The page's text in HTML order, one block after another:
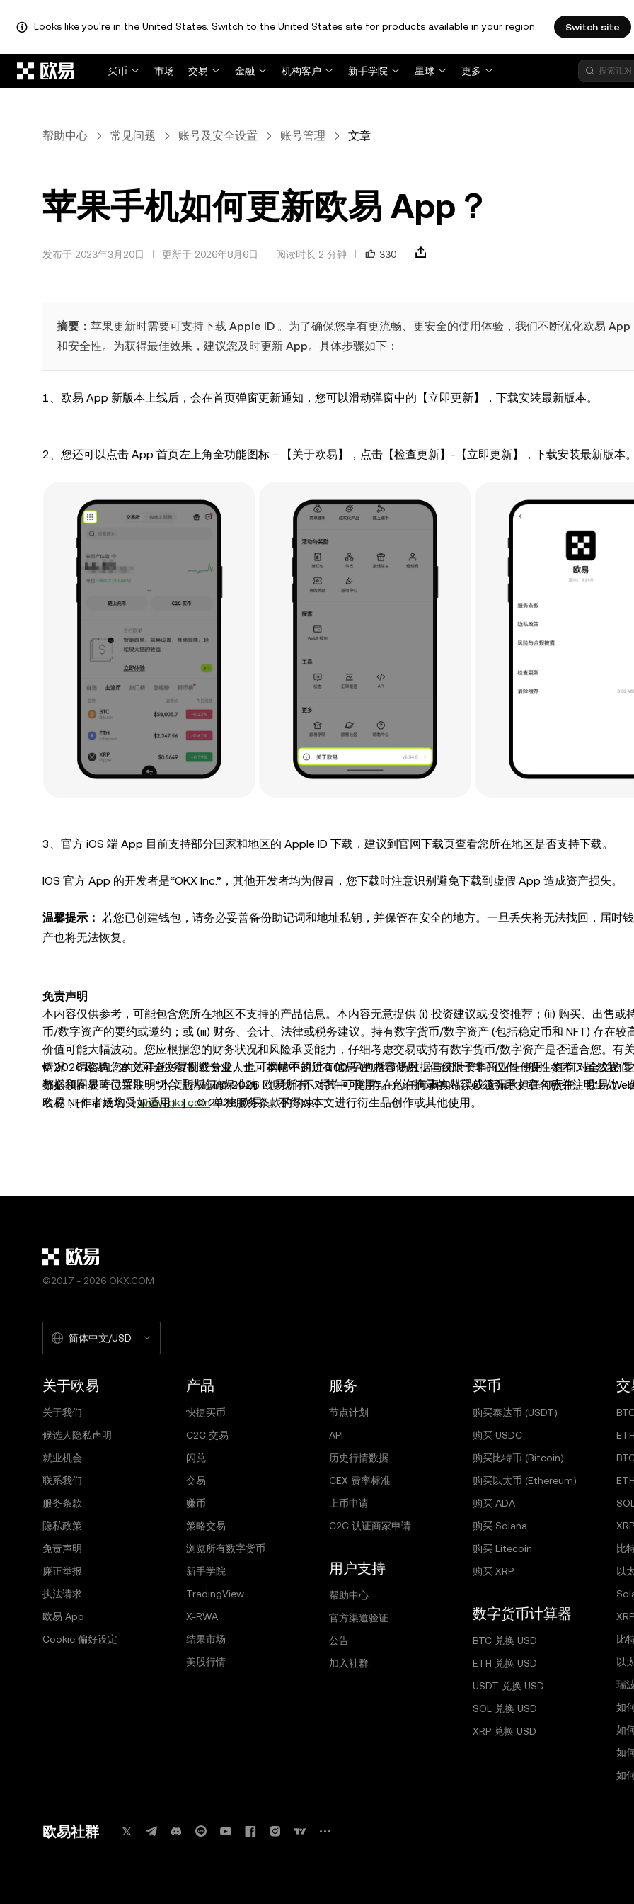
Looks like you're in the United States. Switch to the United States site for products available in your region. Switch site
买币
市场 交易 金融 机构客户 新手学院 星球 更多
帮助中心 常见问题 账号及安全设置 账号管理 文章
苹果手机如何更新欧易 App？
发布于 2023年3月20日 更新于 2026年8月6日 阅读时长 2 分钟 330
摘要： 苹果更新时需要可支持下载 Apple ID 。为了确保您享有更流畅、更安全的使用体验，我们不断优化欧易 App
和安全性。为获得最佳效果，建议您及时更新 App。具体步骤如下：
1、欧易 App 新版本上线后，会在首页弹窗更新通知，您可以滑动弹窗中的【立即更新】，下载安装最新版本。
2、您还可以点击 App 首页左上角全功能图标－【关于欧易】，点击【检查更新】-【立即更新】，下载安装最新版本
3、官方 iOS 端 App 目前支持部分国家和地区的 Apple ID 下载，建议到官网下载页查看您所在地区是否支持下载。
IOS 官方 App 的开发者是“OKX Inc.”，其他开发者均为假冒，您下载时注意识别避免下载到虚假 App 造成资产损失。
温馨提示： 若您已创建钱包，请务必妥善备份助记词和地址私钥，并保管在安全的地方。一旦丢失将无法找回，届时
产也将无法恢复。
免责声明
本内容仅供参考，可能包含您所在地区不支持的产品信息。本内容无意提供 (i) 投资建议或投资推荐；(ii) 购买、出售或
币/数字资产的要约或邀约；或 (iii) 财务、会计、法律或税务建议。持有数字货币/数字资产 (包括稳定币和 NFT) 存在较
价值可能大幅波动。您应根据您的财务状况和风险承受能力，仔细考虑交易或持有数字货币/数字资产是否适合您。有
情况，请咨询您的法律/税务/投资专业人士。本帖中的所有信息 (包括市场数据与统计资料) 仅作一般性参考。虽然我们
数据和图表时已采取一切合理措施确保准确，但我们不对其中可能存在的任何事实错误或遗漏承担任何责任。欧易
欧易 NFT 市场均受www.okx.com单独服务条款的约束。
© 2026 欧易。本文可全文复制或分发，也可摘录不超过 100 字的内容使用，但仅限于非商业性使用。任何对全文的
都必须在显著位置注明"本文版权归 © 2026 欧易所有，经许可使用"。允许摘录的内容必须引用文章名称并注明出处，
名称，[作者姓名（如适用）]，© 2026 欧易"。不得对本文进行衍生品创作或其他使用。
©2017 - 2026 OKX.COM
简体中文/USD
关于欧易
关于我们
候选人隐私声明
就业机会
联系我们
服务条款
隐私政策
免责声明
廉正举报
执法请求
欧易 App
Cookie 偏好设定
产品
快捷买币
C2C 交易
闪兑
交易
赚币
策略交易
浏览所有数字货币
新手学院
TradingView
X-RWA
结果市场
美股行情
服务
节点计划
API
历史行情数据
CEX 费率标准
上币申请
C2C 认证商家申请
用户支持
帮助中心
官方渠道验证
公告
加入社群
买币
购买泰达币 (USDT)
购买 USDC
购买比特币 (Bitcoin)
购买以太币 (Ethereum)
购买 ADA
购买 Solana
购买 Litecoin
购买 XRP
数字货币计算器
BTC 兑换 USD
ETH 兑换 USD
USDT 兑换 USD
SOL 兑换 USD
XRP 兑换 USD
交
比
以
比
以
瑞
如
如
如
如
欧易社群